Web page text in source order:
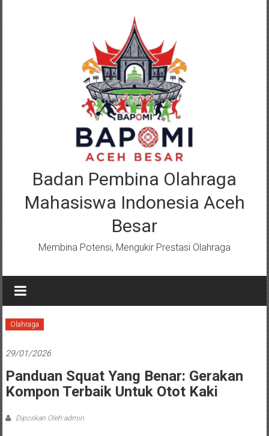
Badan Pembina Olahraga
Mahasiswa Indonesia Aceh
Besar
Membina Potensi, Mengukir Prestasi Olahraga
Olahraga
29/01/2026
Panduan Squat Yang Benar: Gerakan
Kompon Terbaik Untuk Otot Kaki
Diposkan Oleh:admin